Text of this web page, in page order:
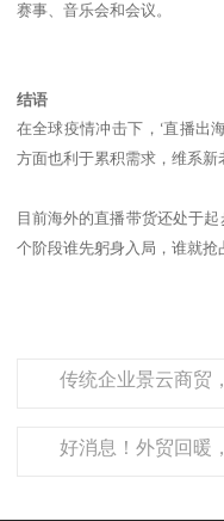
赛事、音乐会和会议。
结语
在全球疫情冲击下， ‘直播出
方面也利于累积需求，维系新
目前海外的直播带货还处于
个阶段谁先躬身入局，谁就抢